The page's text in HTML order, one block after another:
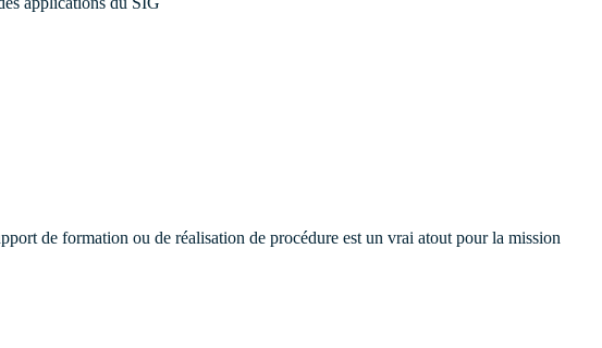
de formation ou de réalisation de procédure est un vrai atout pour la mission